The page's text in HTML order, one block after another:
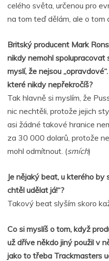
celého světa, určenou pro
na tom teď dělám, ale o tom
Britský producent Mark
nikdy nemohl spolupracovat
myslí, že nejsou
které nikdy nepřekročíš?
Tak hlavně si myslím, že
nic nechtěli, protože jejich
asi žádné takové hranice
za 30 000 dolarů, protože
mohl odmítnout. (smích)
Je nějaký beat, u kterého by
chtěl udělat já!“?
Takový beat slyším skoro
Co si myslíš o tom, když
už dříve někdo jiný použil v
jako to třeba Trackmasters